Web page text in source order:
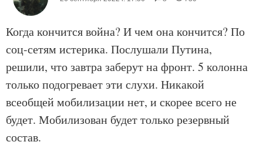
Когда кончится война? И чем она кончится? По
соц-сетям истерика. Послушали Путина,
решили, что завтра заберут на фронт. 5 колонна
только подогревает эти слухи. Никакой
всеобщей мобилизации нет, и скорее всего не
будет. Мобилизован будет только резервный
состав.